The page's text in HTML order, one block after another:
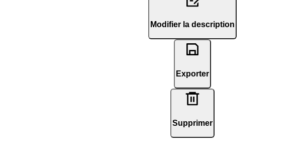
Modifier la description
Exporter
Supprimer